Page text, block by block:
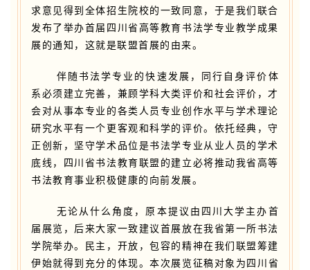
求意见得到全体招生院校的一致同意，于是我们联合
发布了举办首届四川省高等教育书法学专业教学成果
展的通知，这就是联盟首展的由来。
伴随书法学专业的快速发展，同行自身评价体
系必须建立完善，兼顾学科大类评价和社会评价，才
会对从事本专业的各类人员专业创作水平与学术理论
研究水平有一个更客观和科学的评价。依托经典，守
正创新，坚守学术品位是书法学专业从业人员的学术
底线，四川省书法教育联盟的建立必将推动我省高等
书法教育事业积极健康的向前发展。
无论从什么角度，原本提议由四川大学主办首
届展览，后来大家一致建议首展放在我省第一所书法
学院举办。民主，开放，包容的精神在我们联盟筹建
伊始就得到充分的体现。本次展览征稿对象为四川省